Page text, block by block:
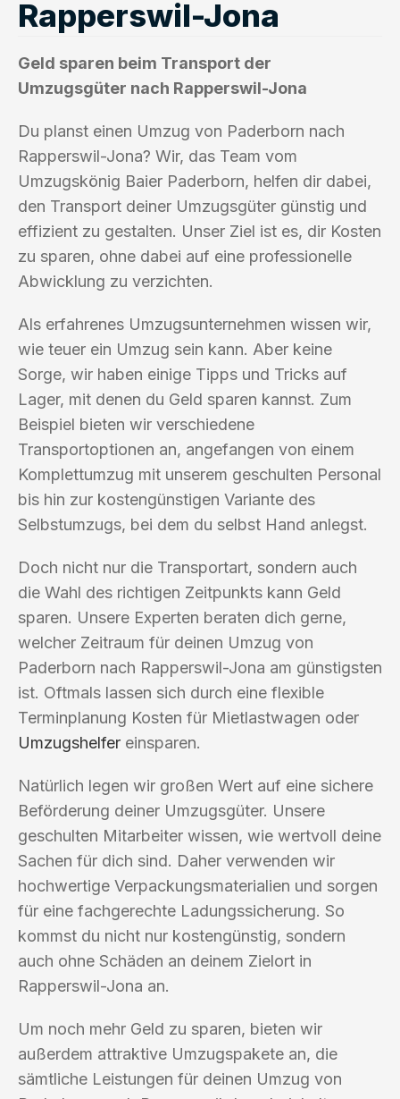
Rapperswil-Jona
Geld sparen beim Transport der
Umzugsgüter nach Rapperswil-Jona
Du planst einen Umzug von Paderborn nach
Rapperswil-Jona? Wir, das Team vom
Umzugskönig Baier Paderborn, helfen dir dabei,
den Transport deiner Umzugsgüter günstig und
effizient zu gestalten. Unser Ziel ist es, dir Kosten
zu sparen, ohne dabei auf eine professionelle
Abwicklung zu verzichten.
Als erfahrenes Umzugsunternehmen wissen wir,
wie teuer ein Umzug sein kann. Aber keine
Sorge, wir haben einige Tipps und Tricks auf
Lager, mit denen du Geld sparen kannst. Zum
Beispiel bieten wir verschiedene
Transportoptionen an, angefangen von einem
Komplettumzug mit unserem geschulten Personal
bis hin zur kostengünstigen Variante des
Selbstumzugs, bei dem du selbst Hand anlegst.
Doch nicht nur die Transportart, sondern auch
die Wahl des richtigen Zeitpunkts kann Geld
sparen. Unsere Experten beraten dich gerne,
welcher Zeitraum für deinen Umzug von
Paderborn nach Rapperswil-Jona am günstigsten
ist. Oftmals lassen sich durch eine flexible
Terminplanung Kosten für Mietlastwagen oder
Umzugshelfer einsparen.
Natürlich legen wir großen Wert auf eine sichere
Beförderung deiner Umzugsgüter. Unsere
geschulten Mitarbeiter wissen, wie wertvoll deine
Sachen für dich sind. Daher verwenden wir
hochwertige Verpackungsmaterialien und sorgen
für eine fachgerechte Ladungssicherung. So
kommst du nicht nur kostengünstig, sondern
auch ohne Schäden an deinem Zielort in
Rapperswil-Jona an.
Um noch mehr Geld zu sparen, bieten wir
außerdem attraktive Umzugspakete an, die
sämtliche Leistungen für deinen Umzug von